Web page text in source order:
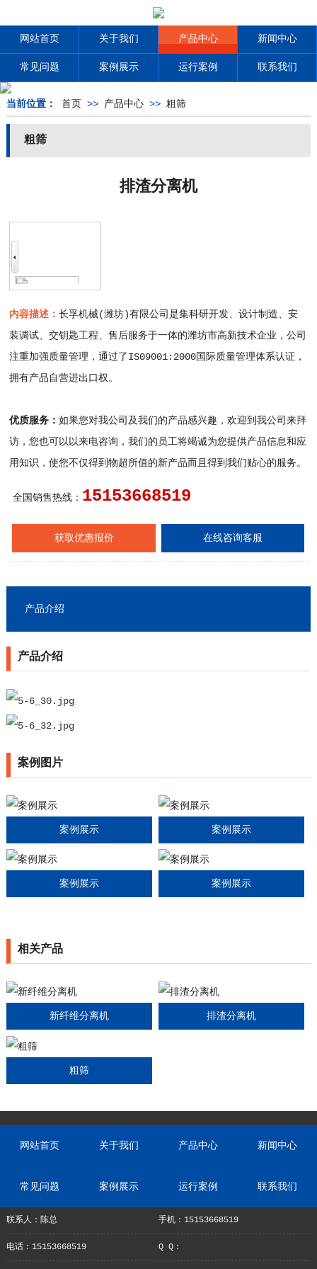
网站首页 关于我们 产品中心 新闻中心
常见问题 案例展示 运行案例 联系我们
当前位置： 首页 >> 产品中心>> 粗筛
粗筛
排渣分离机
内容描述：长孚机械(潍坊)有限公司是集科研开发、设计制造、安
装调试、交钥匙工程、售后服务于一体的潍坊市高新技术企业，公司
注重加强质量管理，通过了IS09001:2000国际质量管理体系认证，
拥有产品自营进出口权。
优质服务：如果您对我公司及我们的产品感兴趣，欢迎到我公司来拜
访，您也可以以来电咨询，我们的员工将竭诚为您提供产品信息和应
用知识，使您不仅得到物超所值的新产品而且得到我们贴心的服务。
全国销售热线： 15153668519
获取优惠报价 在线咨询客服
产品介绍
产品介绍
案例图片
案例展示 案例展示
案例展示 案例展示
相关产品
新纤维分离机 排渣分离机
粗筛
网站首页 关于我们 产品中心 新闻中心
常见问题 案例展示 运行案例 联系我们
联系人：陈总 手机：15153668519
电话：15153668519 Q Q：